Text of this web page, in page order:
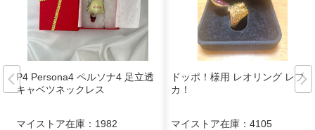
P4 Persona4 ペルソナ4 足立透
キャベツネックレス
マイストア在庫： 1982
ドッポ！様用 レオリング レプリ
カ！
マイストア在庫： 4105